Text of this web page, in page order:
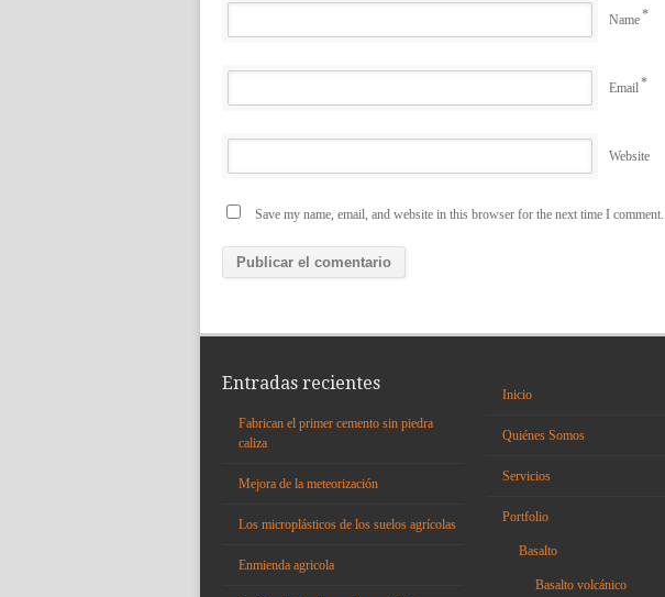
Name*
Email*
Website
Save my name, email, and website in this browser for the next time I comment.
Entradas recientes
Fabrican el primer cemento sin piedra
caliza
Mejora de la meteorización
Los microplásticos de los suelos agrícolas
Enmienda agricola
Inicio
Quiénes Somos
Servicios
Portfolio
Basalto
Basalto volcánico